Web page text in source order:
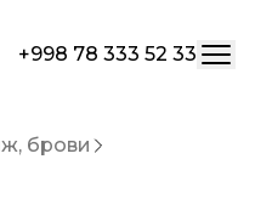
+998 78 333 52 33
брови